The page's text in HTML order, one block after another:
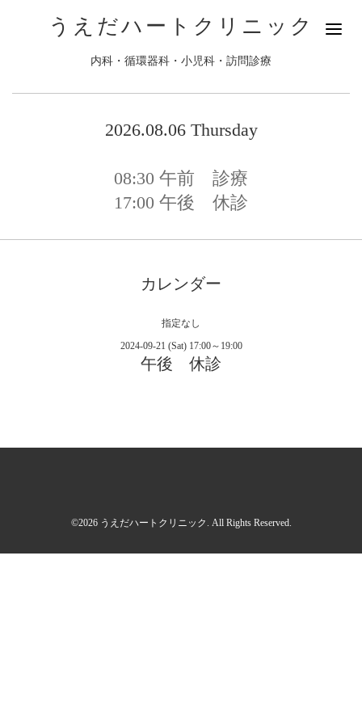
うえだハートクリニック
内科・循環器科・小児科・訪問診療
2026.08.06 Thursday
08:30 午前 診療
17:00 午後 休診
カレンダー
指定なし
2024-09-21 (Sat) 17:00～19:00
午後 休診
©2026 うえだハートクリニック . All Rights Reserved.